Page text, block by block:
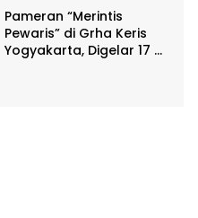
Pameran “Merintis
Pewaris” di Grha Keris
Yogyakarta, Digelar 17 –